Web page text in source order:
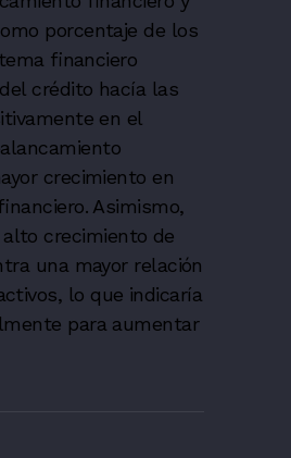
porcentaje de los
financiero
crédito hacía las
en el
crecimiento en
Asimismo,
crecimiento de
una mayor relación
lo que indicaría
para aumentar